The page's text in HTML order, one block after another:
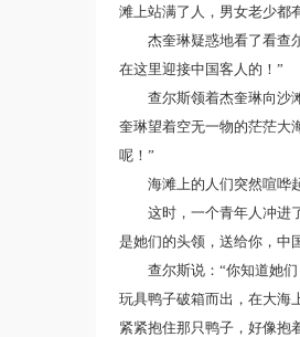
滩上站满了人，男女老少都
杰奎琳疑惑地看了看查
在这里迎接中国客人的！”
查尔斯领着杰奎琳向沙
奎琳望着空无一物的茫茫大
呢！”
海滩上的人们突然喧哗
这时，一个青年人冲进
是她们的头领，送给你，中
查尔斯说：“你知道她
玩具鸭子破箱而出，在大海
紧紧抱住那只鸭子，好像抱